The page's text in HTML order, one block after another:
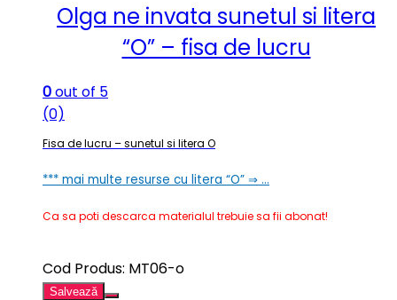
Olga ne invata sunetul si litera
“O” – fisa de lucru
0out of 5
(0)
Fisa de lucru – sunetul si litera O
*** mai multe resurse cu litera “O” ⇒ …
Ca sa poti descarca materialul trebuie sa fii abonat!
Cod Produs: MT06-o
Salvează